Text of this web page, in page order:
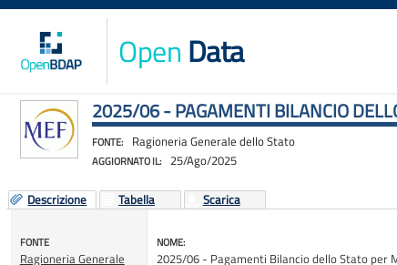
Open Data
2025/06 - PAGAMENTI BILANCIO
FONTE: Ragioneria Generale dello Stato
AGGIORNATO IL: 25/Ago/2025
Descrizione Tabella Scarica
FONTE
Ragioneria Generale
NOME:
2025/06 - Pagamenti Bilancio dello Stato per